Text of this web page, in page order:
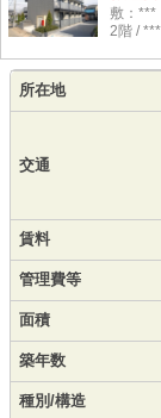
敷：***
2階 /
所在地
交通
賃料
管理費等
面積
築年数
種別/構造